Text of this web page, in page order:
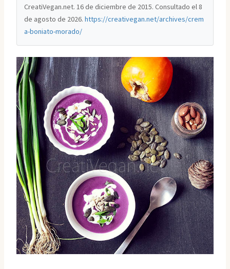
CreatiVegan.net. 16 de diciembre de 2015. Consultado el 8
de agosto de 2026.https://creativegan.net/archives/crem
a-boniato-morado/